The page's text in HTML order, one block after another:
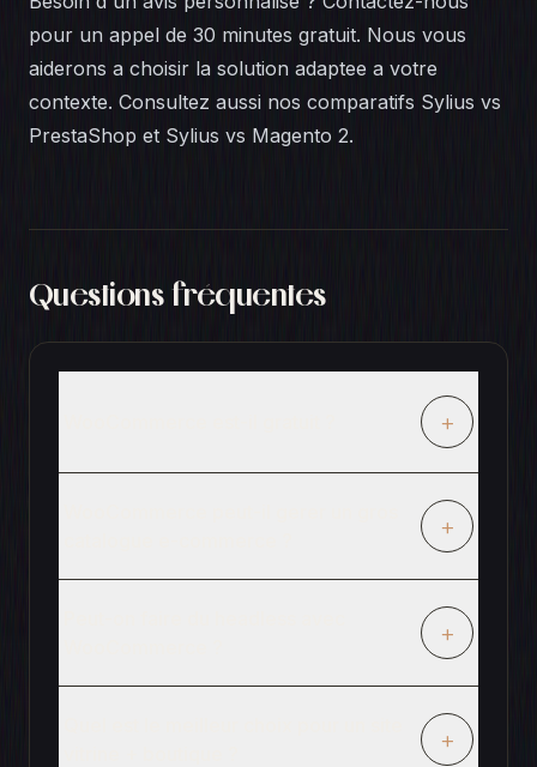
pour un appel de 30 minutes gratuit. Nous vous
aiderons a choisir la solution adaptee a votre
contexte. Consultez aussi nos comparatifs Sylius vs
PrestaShop et Sylius vs Magento 2.
Questions fréquentes
+
+
+
+